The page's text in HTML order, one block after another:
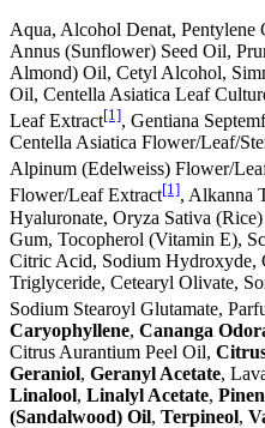
Aqua, Alcohol Denat, Pentylene
Annus (Sunflower) Seed Oil,
Almond) Oil, Cetyl Alcohol,
Oil, Centella Asiatica Leaf
Leaf Extract[1], Gentiana
Centella Asiatica Flower/Leaf/
Alpinum (Edelweiss) Flower/
Flower/Leaf Extract[1], Alkanna
Hyaluronate, Oryza Sativa
Gum, Tocopherol (Vitamin E),
Citric Acid, Sodium Hydroxyde,
Triglyceride, Cetearyl Olivate,
Sodium Stearoyl Glutamate,
Caryophyllene, Cananga
Citrus Aurantium Peel Oil,
Geraniol, Geranyl Acetate,
Linalool, Linalyl Acetate,
(Sandalwood) Oil, Terpineol,